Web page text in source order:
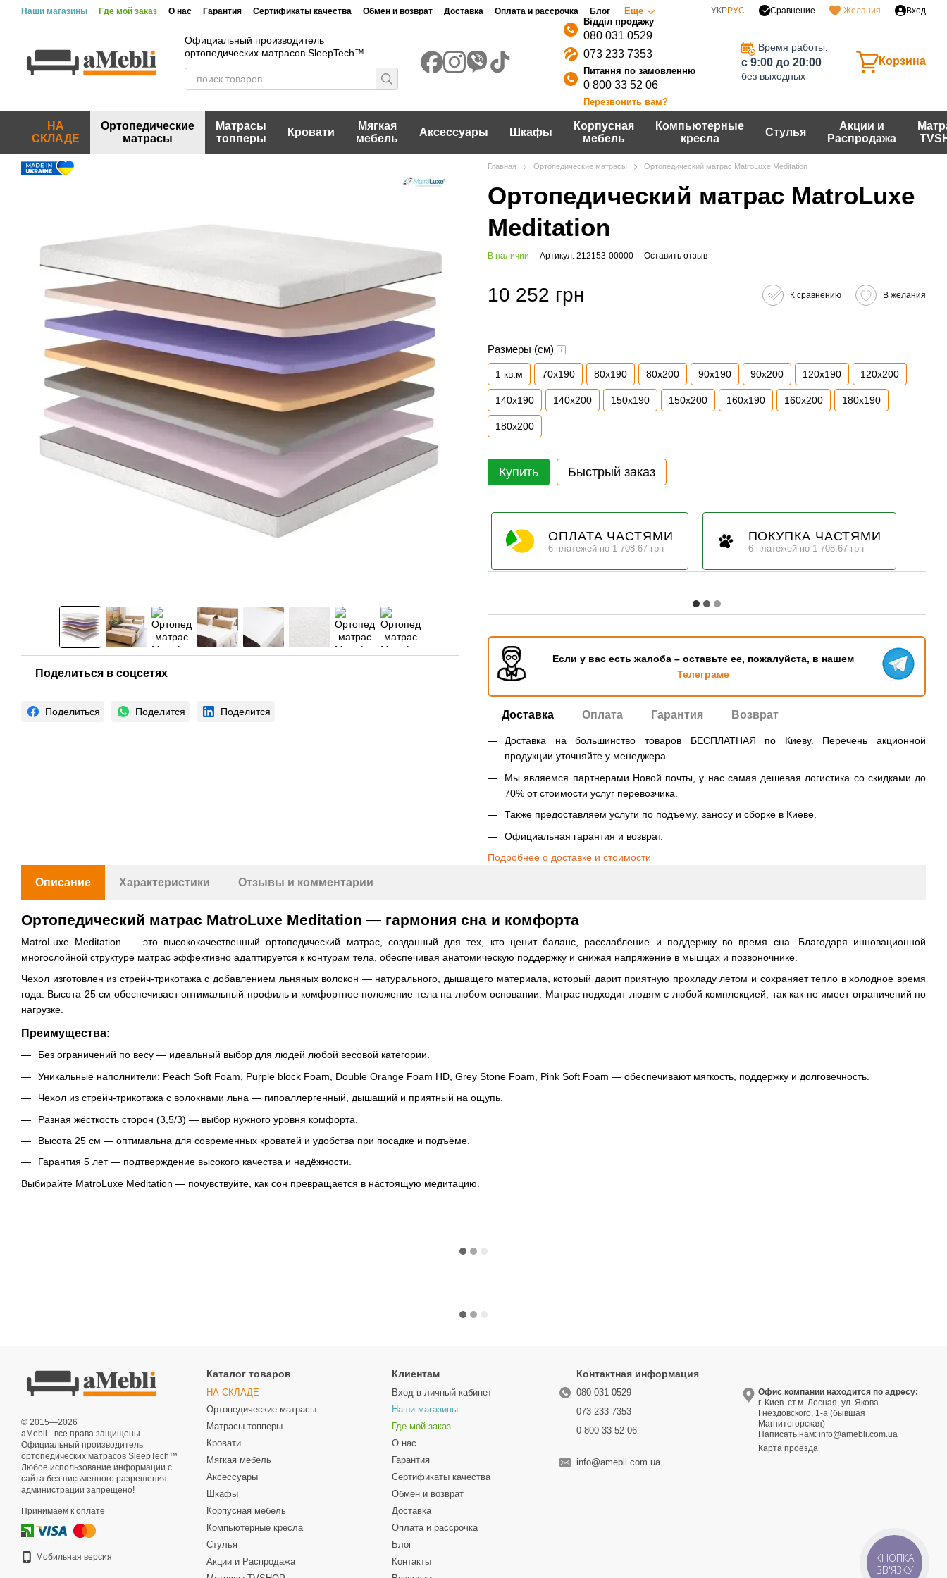
Перейти к основному контенту
Наши магазины Где мой заказ О нас Гарантия Сертификаты качества Обмен и возврат Доставка Оплата и рассрочка Блог Еще УКРРУС Сравнение Желания Вход
Официальный производитель
ортопедических матрасов SleepTech™
080 031 0529
073 233 7353
0 800 33 52 06
Перезвонить вам?
Время работы:
c 9:00 до 20:00
без выходных
Корзина
НА
СКЛАДЕ
Ортопедические
матрасы
Матрасы
топперы
Кровати
Мягкая
мебель
Аксессуары Шкафы
Корпусная
мебель
Компьютерные
кресла
Стулья
Акции и
Распродажа
Поделиться в соцсетях
Поделиться Поделится Поделится
Главная Ортопедические матрасы Ортопедический матрас MatroLuxe Meditation
Ортопедический матрас MatroLuxe
Meditation
В наличии Артикул: 212153-00000 Оставить отзыв
10 252 грн К сравнению В желания
Размеры (см)
1 кв.м 70х190 80х190 80х200 90х190 90х200 120х190 120х200
140х190 140х200 150х190 150х200 160х190 160х200 180х190
180х200
Купить Быстрый заказ
ОПЛАТА ЧАСТЯМИ
6 платежей по 1 708.67 грн
ПОКУПКА ЧАСТЯМИ
6 платежей по 1 708.67 грн
Если у вас есть жалоба – оставьте ее, пожалуйста, в нашем
Телеграме
Доставка Оплата Гарантия Возврат
Доставка на большинство товаров БЕСПЛАТНАЯ по Киеву. Перечень акционной
продукции уточняйте у менеджера.
Мы являемся партнерами Новой почты, у нас самая дешевая логистика со скидками до
70% от стоимости услуг перевозчика.
Также предоставляем услуги по подъему, заносу и сборке в Киеве.
Официальная гарантия и возврат.
Подробнее о доставке и стоимости
Описание Характеристики Отзывы и комментарии
Ортопедический матрас MatroLuxe Meditation — гармония сна и комфорта
MatroLuxe Meditation — это высококачественный ортопедический матрас, созданный для тех, кто ценит баланс, расслабление и поддержку во время сна. Благодаря инновационной
многослойной структуре матрас эффективно адаптируется к контурам тела, обеспечивая анатомическую поддержку и снижая напряжение в мышцах и позвоночнике.
Чехол изготовлен из стрейч-трикотажа с добавлением льняных волокон — натурального, дышащего материала, который дарит приятную прохладу летом и сохраняет тепло в холодное время
года. Высота 25 см обеспечивает оптимальный профиль и комфортное положение тела на любом основании. Матрас подходит людям с любой комплекцией, так как не имеет ограничений по
нагрузке.
Преимущества:
Без ограничений по весу — идеальный выбор для людей любой весовой категории.
Уникальные наполнители: Peach Soft Foam, Purple block Foam, Double Orange Foam HD, Grey Stone Foam, Pink Soft Foam — обеспечивают мягкость, поддержку и долговечность.
Чехол из стрейч-трикотажа с волокнами льна — гипоаллергенный, дышащий и приятный на ощупь.
Разная жёсткость сторон (3,5/3) — выбор нужного уровня комфорта.
Высота 25 см — оптимальна для современных кроватей и удобства при посадке и подъёме.
Гарантия 5 лет — подтверждение высокого качества и надёжности.
Выбирайте MatroLuxe Meditation — почувствуйте, как сон превращается в настоящую медитацию.
© 2015—2026
aMebli - все права защищены.
Официальный производитель
ортопедических матрасов SleepTech™
Любое использование информации с
сайта без письменного разрешения
администрации запрещено!
Принимаем к оплате
Мобильная версия
Каталог товаров
НА СКЛАДЕ
Ортопедические матрасы
Матрасы топперы
Кровати
Мягкая мебель
Аксессуары
Шкафы
Корпусная мебель
Компьютерные кресла
Стулья
Акции и Распродажа
Клиентам
Вход в личный кабинет
Наши магазины
Где мой заказ
О нас
Гарантия
Сертификаты качества
Обмен и возврат
Доставка
Оплата и рассрочка
Блог
Контакты
Контактная информация
080 031 0529
073 233 7353
0 800 33 52 06
info@amebli.com.ua
Офис компании находится по адресу:
г. Киев. ст.м. Лесная, ул. Якова
Гнездовского, 1-а (бывшая
Магнитогорская)
Написать нам:info@amebli.com.ua
Карта проезда
КНОПКА
ЗВ'ЯЗКУ